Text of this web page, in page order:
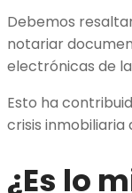
Debemos
notariar
electrónicas de
Esto ha
crisis inmobiliaria
¿Es lo